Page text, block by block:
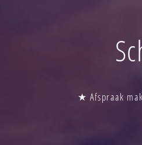
★ Afspraak